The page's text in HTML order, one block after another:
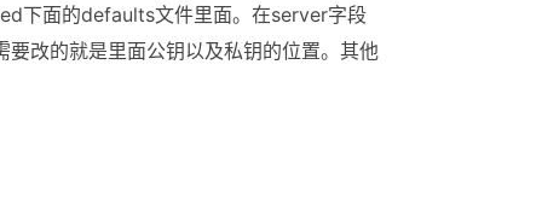
下面的defaults文件里面。在server字段
改的就是里面公钥以及私钥的位置。其他